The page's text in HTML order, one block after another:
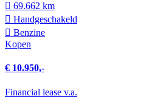
69.662 km
Hand­geschakeld
Benzine
Kopen
€ 10.950,-
Financial lease v.a.